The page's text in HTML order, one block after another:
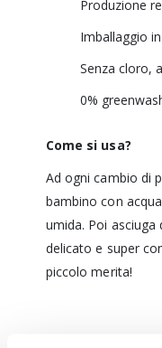
Produzione
Imballaggio
Senza cloro,
0%
Come si usa?
Ad ogni cambio di
bambino con
umida. Poi asciuga
delicato e super
piccolo merita!